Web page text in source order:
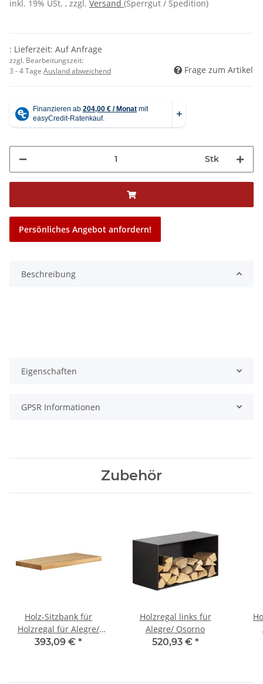
inkl. 19% USt. , zzgl. Versand (Sperrgut / Spedition)
: Lieferzeit: Auf Anfrage
zzgl. Bearbeitungszeit:
3 - 4 Tage Ausland abweichend Frage zum Artikel
Stk
Persönliches Angebot anfordern!
Beschreibung
Eigenschaften
GPSR Informationen
Zubehör
Holz-Sitzbank für
Holzregal für Alegre/
Osorno
393,09 € *
Holzregal links für
Alegre/ Osorno
520,93 € *